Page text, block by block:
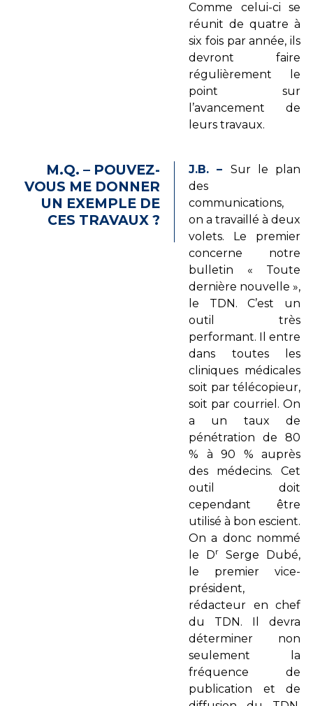
Comme celui-ci se
réunit de quatre à
six fois par année, ils
devront faire
régulièrement le
point sur
l’avancement de
leurs travaux.
M.Q. – POUVEZ-
VOUS ME DONNER
UN EXEMPLE DE
CES TRAVAUX ?
J.B. – Sur le plan
des
communications,
on a travaillé à deux
volets. Le premier
concerne notre
bulletin « Toute
dernière nouvelle »,
le TDN. C’est un
outil très
performant. Il entre
dans toutes les
cliniques médicales
soit par télécopieur,
soit par courriel. On
a un taux de
pénétration de 80
% à 90 % auprès
des médecins. Cet
outil doit
cependant être
utilisé à bon escient.
On a donc nommé
le Dr
Serge Dubé,
le premier vice-
président,
rédacteur en chef
du TDN. Il devra
déterminer non
seulement la
fréquence de
publication et de